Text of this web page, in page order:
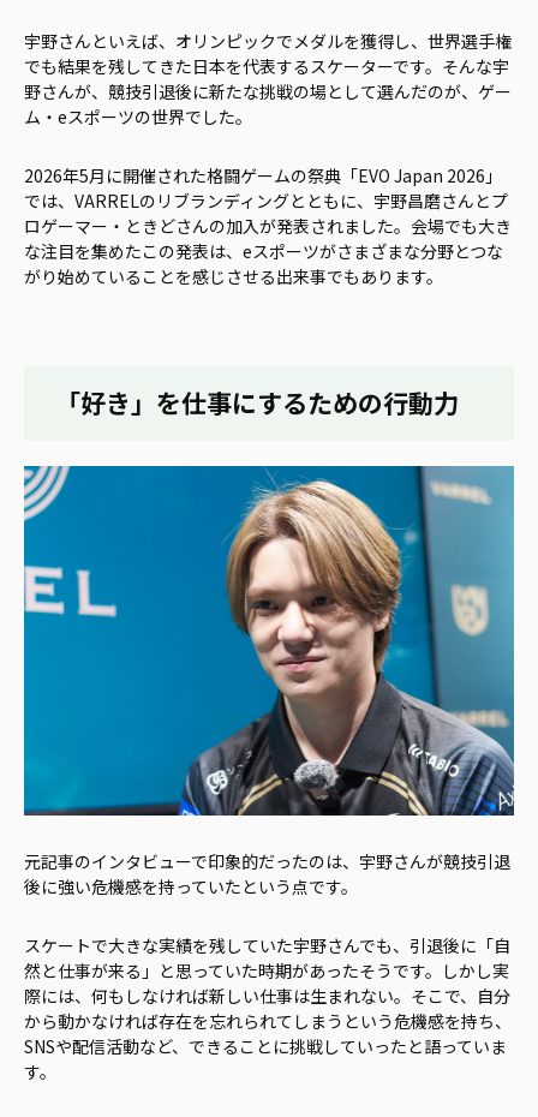
宇野さんといえば、オリンピックでメダルを獲得し、世界選手権
でも結果を残してきた日本を代表するスケーターです。そんな宇
野さんが、競技引退後に新たな挑戦の場として選んだのが、ゲー
ム・eスポーツの世界でした。
2026年5月に開催された格闘ゲームの祭典「EVO Japan 2026」
では、VARRELのリブランディングとともに、宇野昌磨さんとプ
ロゲーマー・ときどさんの加入が発表されました。会場でも大き
な注目を集めたこの発表は、eスポーツがさまざまな分野とつな
がり始めていることを感じさせる出来事でもあります。
「好き」を仕事にするための行動力
元記事のインタビューで印象的だったのは、宇野さんが競技引退
後に強い危機感を持っていたという点です。
スケートで大きな実績を残していた宇野さんでも、引退後に「自
然と仕事が来る」と思っていた時期があったそうです。しかし実
際には、何もしなければ新しい仕事は生まれない。そこで、自分
から動かなければ存在を忘れられてしまうという危機感を持ち、
SNSや配信活動など、できることに挑戦していったと語っていま
す。